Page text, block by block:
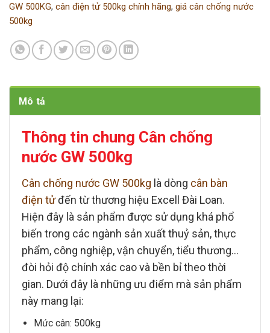
GW 500KG, cân điện tử 500kg chính hãng, giá cân chống nước
500kg
Mô tả
Thông tin chung Cân chống
nước GW 500kg
Cân chống nước GW 500kg là dòng cân bàn
điện tửđến từ thương hiệu Excell Đài Loan.
Hiện đây là sản phẩm được sử dụng khá phổ
biến trong các ngành sản xuất thuỷ sản, thực
phẩm, công nghiệp, vận chuyển, tiểu thương…
đòi hỏi độ chính xác cao và bền bỉ theo thời
gian. Dưới đây là những ưu điểm mà sản phẩm
này mang lại:
Mức cân: 500kg